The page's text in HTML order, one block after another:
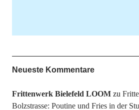
Neueste Kommentare
Frittenwerk Bielefeld LOOMzu
Bolzstrasse: Poutine und Fries in der